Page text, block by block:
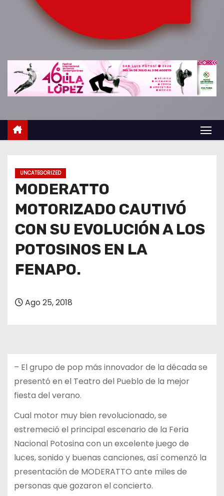
UNCATEGORIZED
MODERATTO
MOTORIZADO CAUTIVÓ
CON SU EVOLUCIÓN A LOS
POTOSINOS EN LA
FENAPO.
Ago 25, 2018
– El grupo de pop más innovador de la década se
presentó en el Teatro del Pueblo de la mejor
fiesta del verano.
Cual motor muy bien revolucionado, se
estremeció el principal escenario de la Feria
Nacional Potosina con un excelente juego de
luces, sonido y buenas canciones, así comenzó la
presentación de MODERATTO ante miles de
personas que gozaron el concierto.